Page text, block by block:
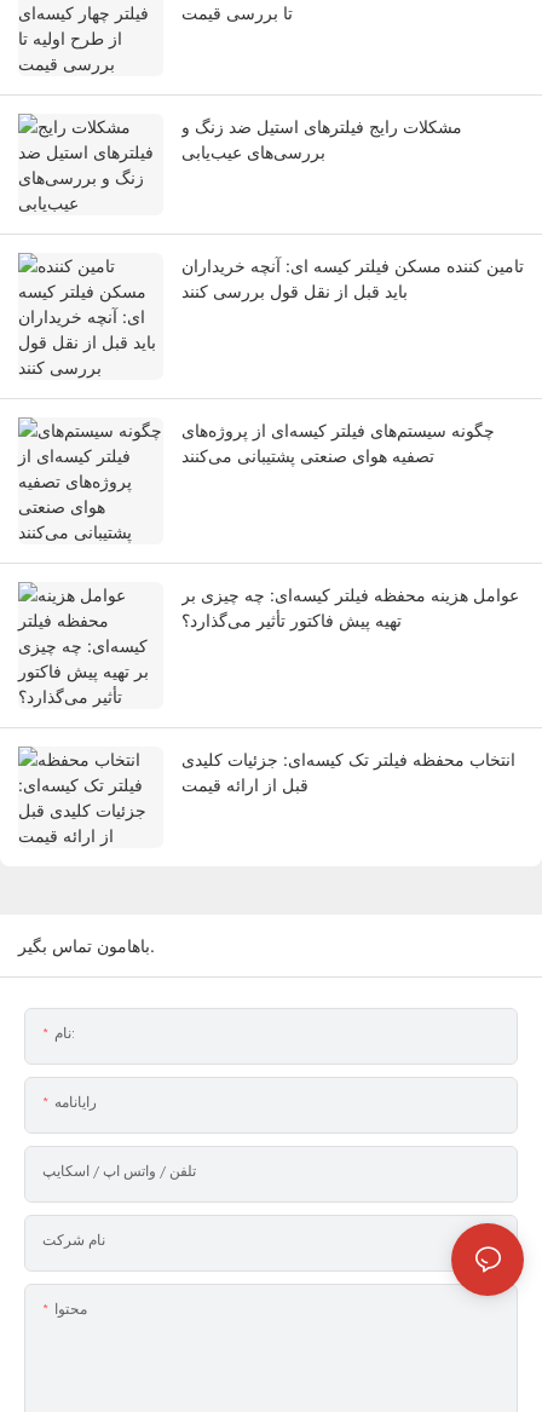
تا بررسی قیمت
مشکلات رایج فیلترهای استیل ضد زنگ و
بررسی‌های عیب‌یابی
تامین کننده مسکن فیلتر کیسه ای: آنچه خریداران
باید قبل از نقل قول بررسی کنند
چگونه سیستم‌های فیلتر کیسه‌ای از پروژه‌های
تصفیه هوای صنعتی پشتیبانی می‌کنند
عوامل هزینه محفظه فیلتر کیسه‌ای: چه چیزی بر
تهیه پیش فاکتور تأثیر می‌گذارد؟
انتخاب محفظه فیلتر تک کیسه‌ای: جزئیات کلیدی
قبل از ارائه قیمت
باهامون تماس بگير.
نام:
رایانامه
تلفن / واتس اپ / اسکایپ
نام شرکت
محتوا